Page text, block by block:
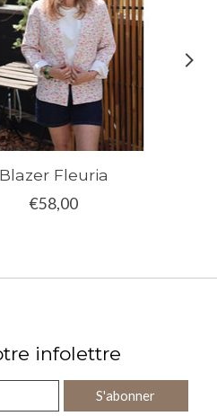
Blazer Fleuria
€58,00
infolettre
S'abonner